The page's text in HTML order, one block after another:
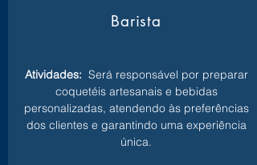
Barista
Atividades: Será responsável por preparar
coquetéis artesanais e bebidas
personalizadas, atendendo às preferências
dos clientes e garantindo uma experiência
única.